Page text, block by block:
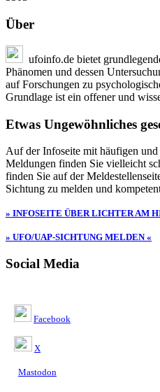
Über
ufoinfo.de bietet
Phänomen und dessen
auf Forschungen zu
Grundlage ist ein offener und
Etwas Ungewöhnliches
Auf der Infoseite mit häufigen
Meldungen finden Sie vielleicht
finden Sie auf der
Sichtung zu melden und
» INFOSEITE ÜBER LICHTER AM
» UFO/UAP-SICHTUNG MELDEN «
Social Media
Facebook
X
Mastodon